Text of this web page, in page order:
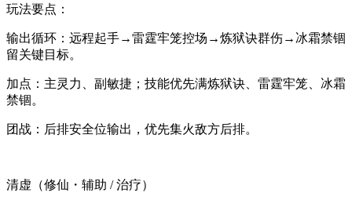
玩法要点：
输出循环：远程起手→雷霆牢笼控场→炼狱诀群伤→冰霜禁锢
留关键目标。
加点：主灵力、副敏捷；技能优先满炼狱诀、雷霆牢笼、冰霜
禁锢。
团战：后排安全位输出，优先集火敌方后排。
清虚（修仙・辅助 / 治疗）